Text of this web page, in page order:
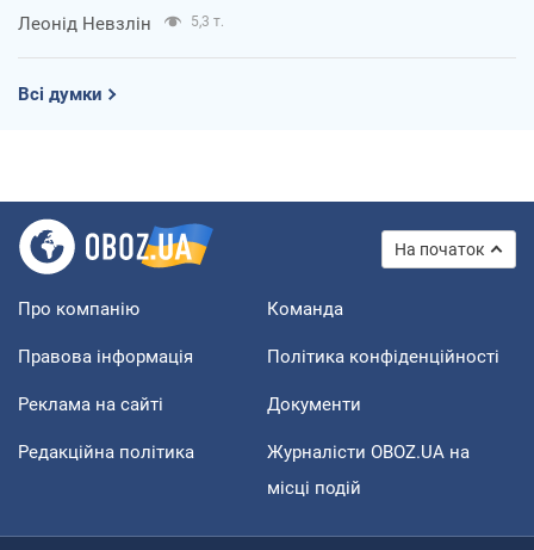
Леонід Невзлін 5,3 т.
Всі думки
На початок
Про компанію Команда
Правова інформація Політика конфіденційності
Реклама на сайті Документи
Редакційна політика
Журналісти OBOZ.UA на
місці подій